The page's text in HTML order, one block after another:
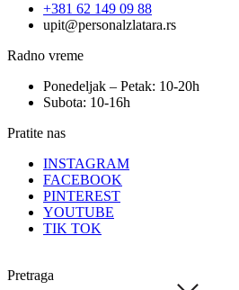
+381 62 149 09 88
upit@personalzlatara.rs
Radno vreme
Ponedeljak – Petak: 10-20h
Subota: 10-16h
Pratite nas
INSTAGRAM
FACEBOOK
PINTEREST
YOUTUBE
TIK TOK
Pretraga